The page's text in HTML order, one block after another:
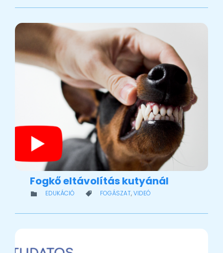
Fogkő eltávolítás kutyánál
 CATEGORY
EDUKÁCIÓ  CATEGORY
FOGÁSZAT,VIDEÓ